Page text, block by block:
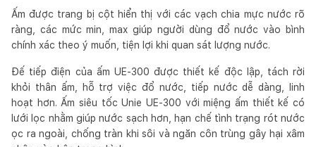
Ấm được trang bị cột hiển thị với các vạch chia mực nước rõ
ràng, các mức min, max giúp người dùng đổ nước vào bình
chính xác theo ý muốn, tiện lợi khi quan sát lượng nước.
Đế tiếp điện của ấm UE-300 được thiết kế độc lập, tách rời
khỏi thân ấm, hỗ trợ việc đổ nước, tiếp nước dễ dàng, linh
hoạt hơn. Ấm siêu tốc Unie UE-300 với miệng ấm thiết kế có
lưới lọc nhằm giúp nước sạch hơn, hạn chế tình trạng rót nước
ọc ra ngoài, chống tràn khi sôi và ngăn côn trùng gây hại xâm